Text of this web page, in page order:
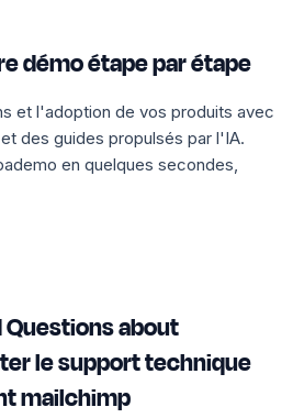
démo étape par étape
et l'adoption de vos produits avec
des guides propulsés par l'IA.
en quelques secondes,
about
le support technique
mailchimp